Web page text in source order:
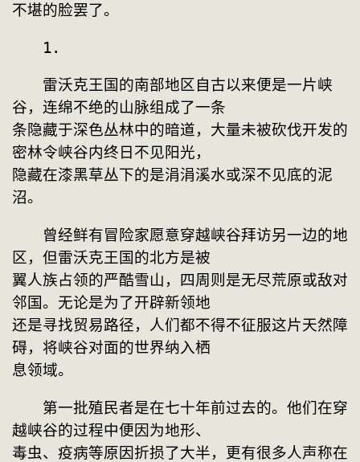
不堪的脸罢了。
1.
雷沃克王国的南部地区自古以来便是一片峡
谷，连绵不绝的山脉组成了一条
条隐藏于深色丛林中的暗道，大量未被砍伐开发的
密林令峡谷内终日不见阳光，
隐藏在漆黑草丛下的是涓涓溪水或深不见底的泥
沼。
曾经鲜有冒险家愿意穿越峡谷拜访另一边的地
区，但雷沃克王国的北方是被
翼人族占领的严酷雪山，四周则是无尽荒原或敌对
邻国。无论是为了开辟新领地
还是寻找贸易路径，人们都不得不征服这片天然障
碍，将峡谷对面的世界纳入栖
息领域。
第一批殖民者是在七十年前过去的。他们在穿
越峡谷的过程中便因为地形、
毒虫、疫病等原因折损了大半，更有很多人声称在